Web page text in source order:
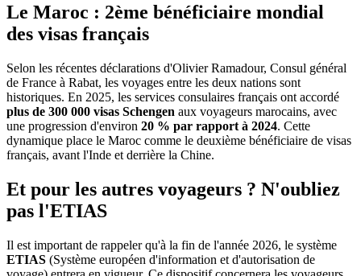
Le Maroc : 2ème bénéficiaire mondial
des visas français
Selon les récentes déclarations d'Olivier Ramadour, Consul général
de France à Rabat, les voyages entre les deux nations sont
historiques. En 2025, les services consulaires français ont accordé
plus de 300 000 visas Schengen aux voyageurs marocains, avec
une progression d'environ 20 % par rapport à 2024. Cette
dynamique place le Maroc comme le deuxième bénéficiaire de visas
français, avant l'Inde et derrière la Chine.
Et pour les autres voyageurs ? N'oubliez
pas l'ETIAS
Il est important de rappeler qu'à la fin de l'année 2026, le système
ETIAS (Système européen d'information et d'autorisation de